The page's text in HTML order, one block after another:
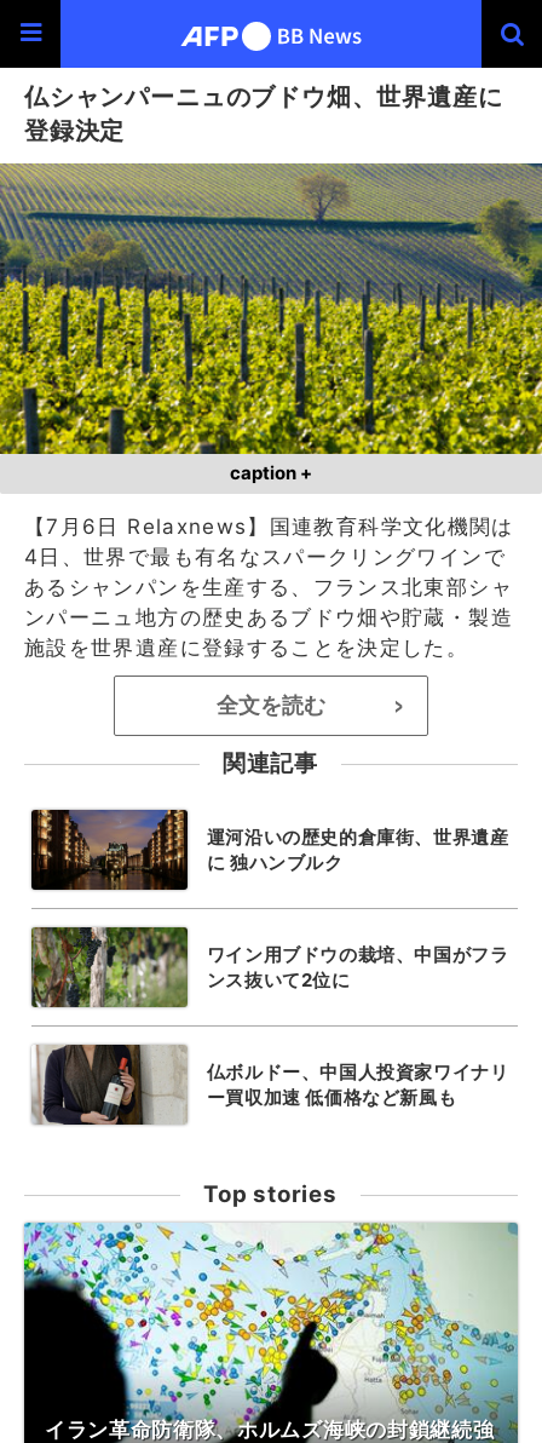
仏シャンパーニュのブドウ畑、世界遺産に
登録決定
caption +
【7月6日 Relaxnews】国連教育科学文化機関は
4日、世界で最も有名なスパークリングワインで
あるシャンパンを生産する、フランス北東部シャ
ンパーニュ地方の歴史あるブドウ畑や貯蔵・製造
施設を世界遺産に登録することを決定した。
全文を読む >
関連記事
運河沿いの歴史的倉庫街、世界遺産
に 独ハンブルク
ワイン用ブドウの栽培、中国がフラ
ンス抜いて2位に
仏ボルドー、中国人投資家ワイナリ
ー買収加速 低価格など新風も
Top stories
イラン革命防衛隊、ホルムズ海峡の封鎖継続強